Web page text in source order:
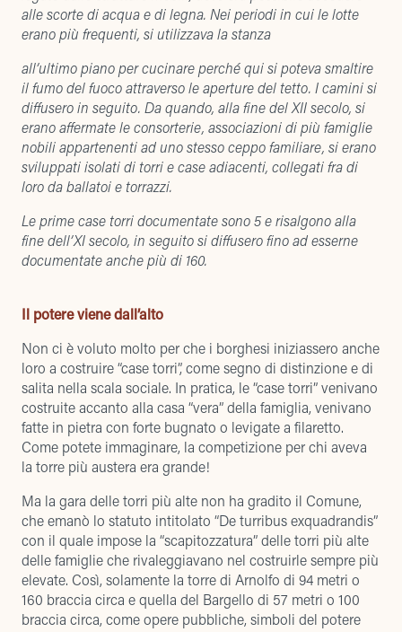
alle scorte di acqua e di legna. Nei periodi in cui le lotte
erano più frequenti, si utilizzava la stanza
all’ultimo piano per cucinare perché qui si poteva smaltire
il fumo del fuoco attraverso le aperture del tetto. I camini si
diffusero in seguito. Da quando, alla fine del XII secolo, si
erano affermate le consorterie, associazioni di più famiglie
nobili appartenenti ad uno stesso ceppo familiare, si erano
sviluppati isolati di torri e case adiacenti, collegati fra di
loro da ballatoi e torrazzi.
Le prime case torri documentate sono 5 e risalgono alla
fine dell’XI secolo, in seguito si diffusero fino ad esserne
documentate anche più di 160.
Il potere viene dall’alto
Non ci è voluto molto per che i borghesi iniziassero anche
loro a costruire “case torri”, come segno di distinzione e di
salita nella scala sociale. In pratica, le “case torri” venivano
costruite accanto alla casa “vera” della famiglia, venivano
fatte in pietra con forte bugnato o levigate a filaretto.
Come potete immaginare, la competizione per chi aveva
la torre più austera era grande!
Ma la gara delle torri più alte non ha gradito il Comune,
che emanò lo statuto intitolato “De turribus exquadrandis”
con il quale impose la “scapitozzatura” delle torri più alte
delle famiglie che rivaleggiavano nel costruirle sempre più
elevate. Così, solamente la torre di Arnolfo di 94 metri o
160 braccia circa e quella del Bargello di 57 metri o 100
braccia circa, come opere pubbliche, simboli del potere